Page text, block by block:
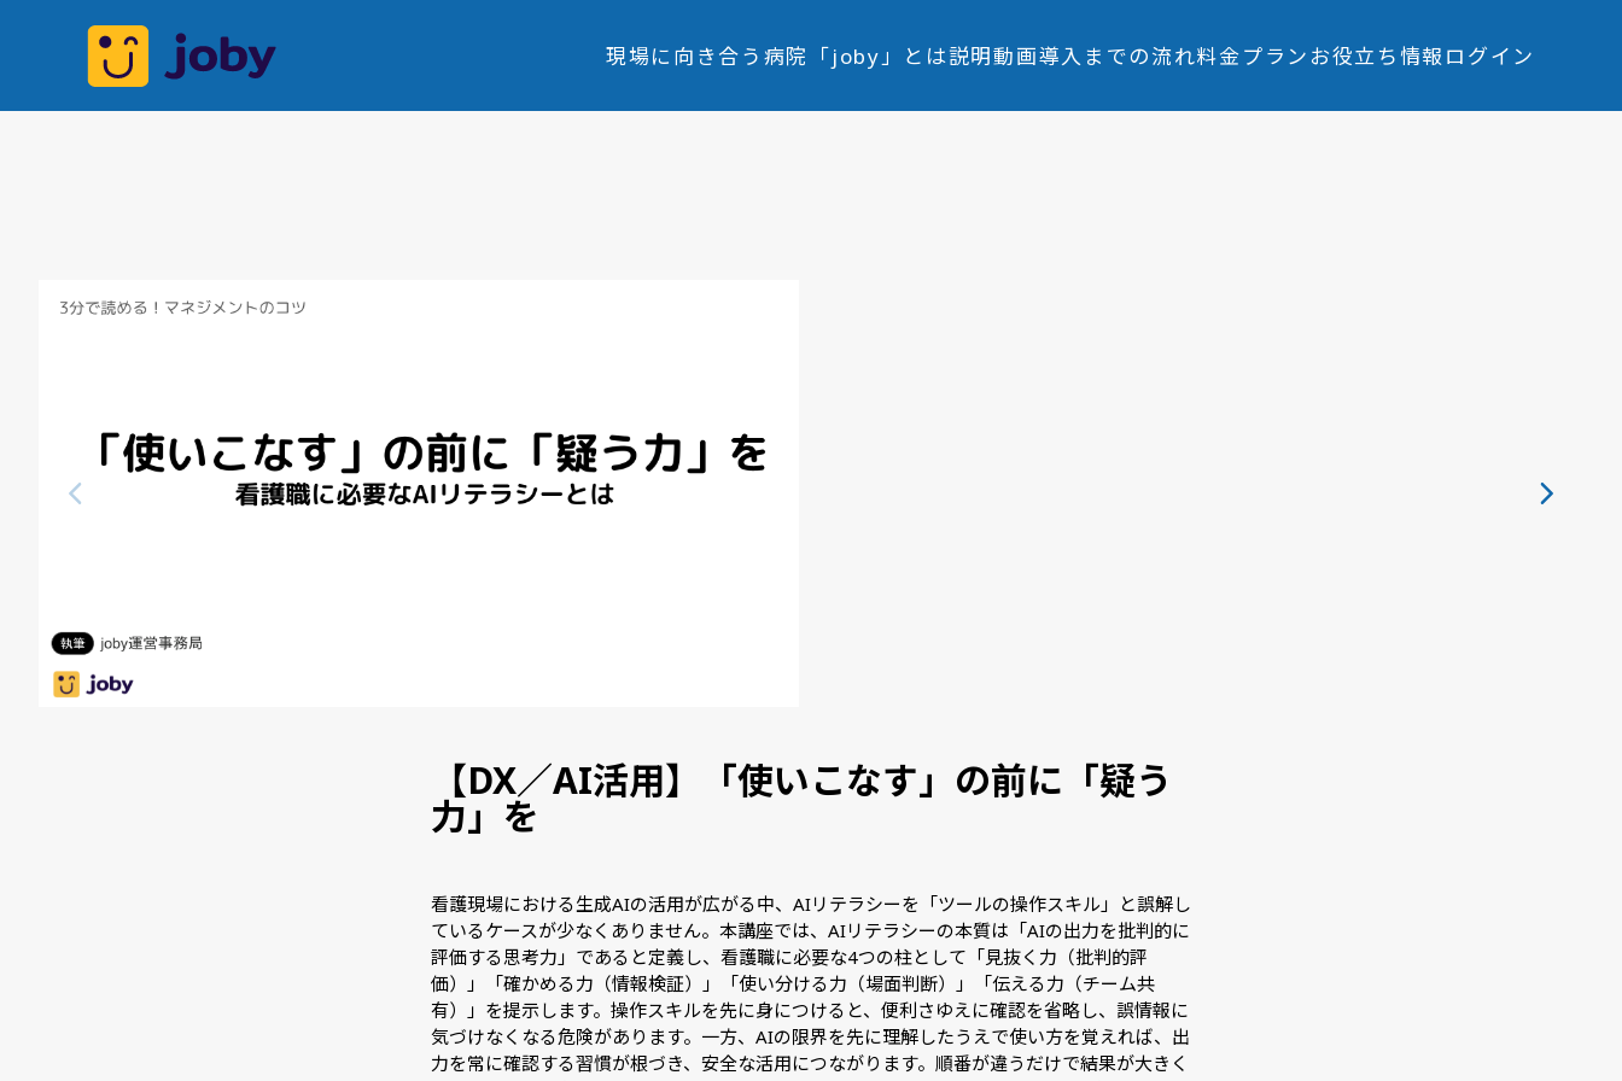
現場に向き合う病院 「joby」とは説明動画導入までの流れ料金プラン お役立ち情報 ログイン
【DX／AI活用】「使いこなす」の前に「疑う
力」を
看護現場における生成AIの活用が広がる中、AIリテラシーを「ツールの操作スキル」と誤解し
ているケースが少なくありません。本講座では、AIリテラシーの本質は「AIの出力を批判的に
評価する思考力」であると定義し、看護職に必要な4つの柱として「見抜く力（批判的評
価）」「確かめる力（情報検証）」「使い分ける力（場面判断）」「伝える力（チーム共
有）」を提示します。操作スキルを先に身につけると、便利さゆえに確認を省略し、誤情報に
気づけなくなる危険があります。一方、AIの限界を先に理解したうえで使い方を覚えれば、出
力を常に確認する習慣が根づき、安全な活用につながります。順番が違うだけで結果が大きく